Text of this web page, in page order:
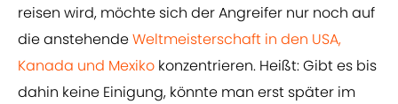
reisen wird, möchte sich der Angreifer nur noch auf
die anstehendeWeltmeisterschaft in den USA,
Kanada und Mexiko konzentrieren. Heißt: Gibt es bis
dahin keine Einigung, könnte man erst später im